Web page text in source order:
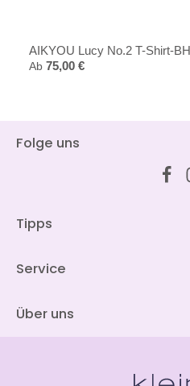
AIKYOU Lucy No.2 T-Shirt-BH
Regulärer Preis:
Ab 75,00 €
Folge uns
Tipps
Service
Über uns